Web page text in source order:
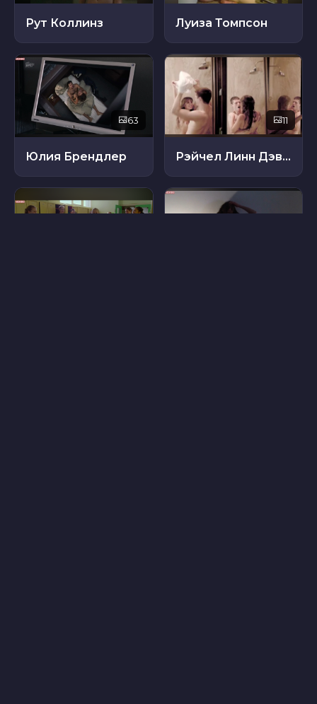
Рут Коллинз Луиза Томпсон
63
Юлия Брендлер
11
Рэйчел Линн Дэвид